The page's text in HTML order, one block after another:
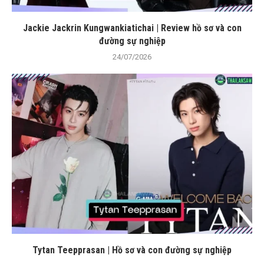
Jackie Jackrin Kungwankiatichai | Review hồ sơ và con
đường sự nghiệp
24/07/2026
Tytan Teepprasan | Hồ sơ và con đường sự nghiệp